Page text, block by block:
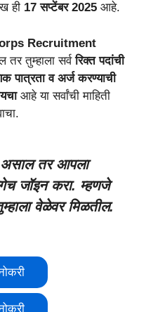
ही 17 सप्टेंबर 2025 आहे.
Recruitment
तर तुम्हाला सर्वरिक्त पदांची
पात्रता व अर्ज करण्याची
आहे या सर्वांची माहिती
असाल तर आपला
जॉइन करा. म्हणजे
वेळेवर मिळतील.